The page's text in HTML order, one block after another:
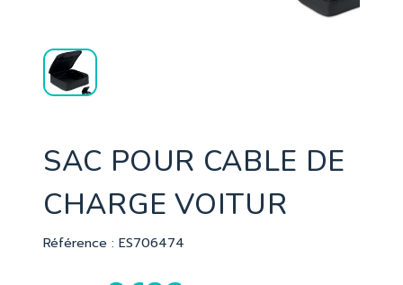
SAC POUR CABLE DE
CHARGE VOITUR
Référence : ES706474